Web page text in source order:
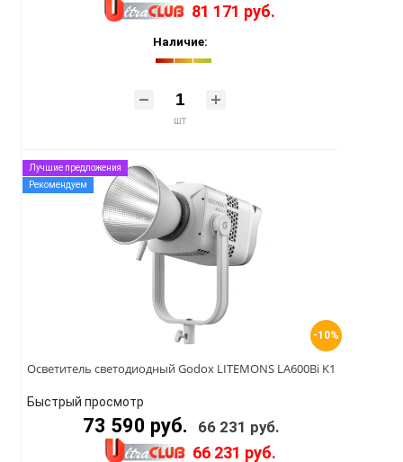
81 171 руб.
Наличие:
шт
-10%
Лучшие предложения
Рекомендуем
Осветитель светодиодный Godox LITEMONS LA600Bi K1
Быстрый просмотр
73 590 руб. 66 231 руб.
66 231 руб.